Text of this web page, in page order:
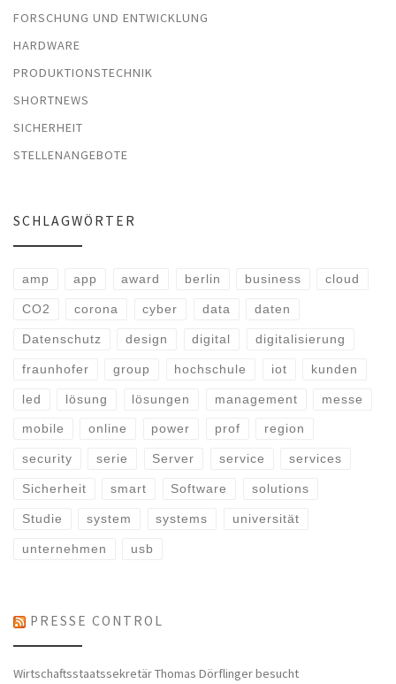
FORSCHUNG UND ENTWICKLUNG
HARDWARE
PRODUKTIONSTECHNIK
SHORTNEWS
SICHERHEIT
STELLENANGEBOTE
SCHLAGWÖRTER
amp app award berlin business cloud
CO2 corona cyber data daten
Datenschutz design digital digitalisierung
fraunhofer group hochschule iot kunden
led lösung lösungen management messe
mobile online power prof region
security serie Server service services
Sicherheit smart Software solutions
Studie system systems universität
unternehmen usb
PRESSE CONTROL
Wirtschaftsstaatssekretär Thomas Dörflinger besucht